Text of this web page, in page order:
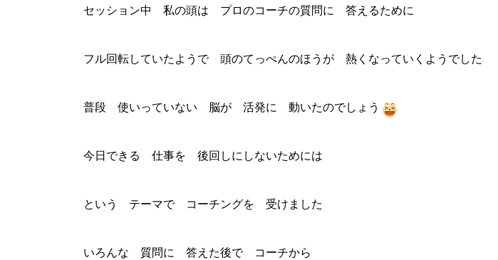
セッション中 私の頭は プロのコーチの質問に 答えるために
フル回転していたようで 頭のてっぺんのほうが 熱くなっていくようでした
普段 使いっていない 脳が 活発に 動いたのでしょう
今日できる 仕事を 後回しにしないためには
という テーマで コーチングを 受けました
いろんな 質問に 答えた後で コーチから